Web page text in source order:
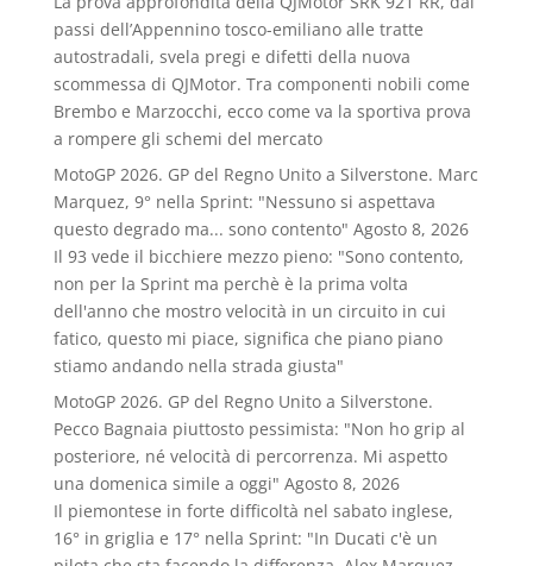
passi dell’Appennino tosco-emiliano alle tratte
autostradali, svela pregi e difetti della nuova
scommessa di QJMotor. Tra componenti nobili come
Brembo e Marzocchi, ecco come va la sportiva prova
a rompere gli schemi del mercato
MotoGP 2026. GP del Regno Unito a Silverstone. Marc
Marquez, 9° nella Sprint: "Nessuno si aspettava
questo degrado ma... sono contento" Agosto 8, 2026
Il 93 vede il bicchiere mezzo pieno: "Sono contento,
non per la Sprint ma perchè è la prima volta
dell'anno che mostro velocità in un circuito in cui
fatico, questo mi piace, significa che piano piano
stiamo andando nella strada giusta"
MotoGP 2026. GP del Regno Unito a Silverstone.
Pecco Bagnaia piuttosto pessimista: "Non ho grip al
posteriore, né velocità di percorrenza. Mi aspetto
una domenica simile a oggi" Agosto 8, 2026
Il piemontese in forte difficoltà nel sabato inglese,
16° in griglia e 17° nella Sprint: "In Ducati c'è un